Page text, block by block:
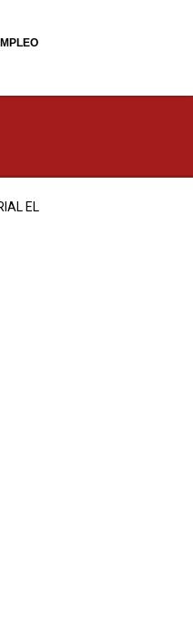
EL